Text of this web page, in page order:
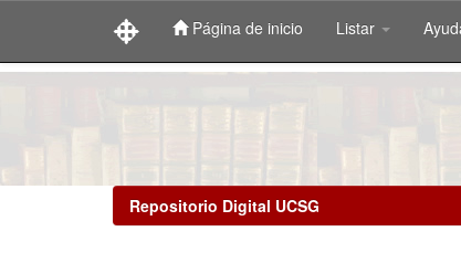
Página de inicio Listar
Repositorio Digital UCSG